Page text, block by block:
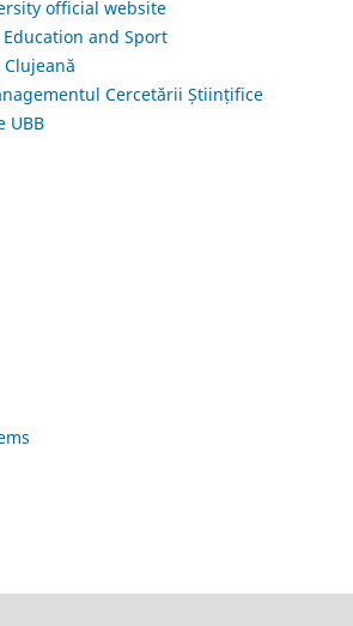
official website
and Sport
Cercetării Științifice
UBB